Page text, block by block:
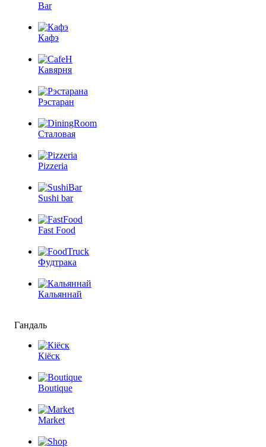
Bar
Кафэ
Кавярня
Рэстаран
Сталовая
Pizzeria
Sushi bar
Fast Food
Фудтрака
Кальяннай
Гандаль
Кіёск
Boutique
Market